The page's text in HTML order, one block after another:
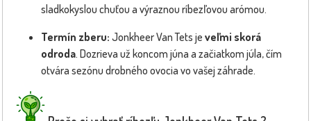
sladkokyslou chuťou a výraznou ríbezľovou arómou.
Termín zberu: Jonkheer Van Tets je veľmi skorá
odroda. Dozrieva už koncom júna a začiatkom júla, čím
otvára sezónu drobného ovocia vo vašej záhrade.